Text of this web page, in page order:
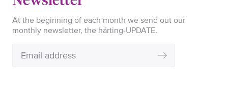
At the beginning of each month we send out our
monthly newsletter, the härting-UPDATE.